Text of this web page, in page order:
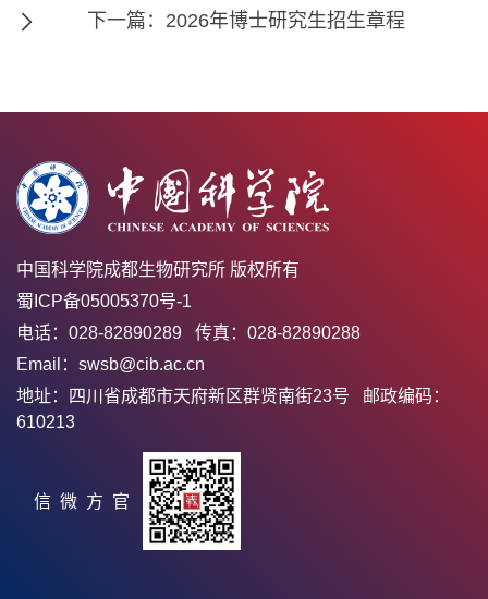
下一篇：2026年博士研究生招生章程
中国科学院成都生物研究所 版权所有
蜀ICP备05005370号-1
电话：028-82890289 传真：028-82890288
Email：swsb@cib.ac.cn
地址：四川省成都市天府新区群贤南街23号 邮政编码：
610213
官方微信